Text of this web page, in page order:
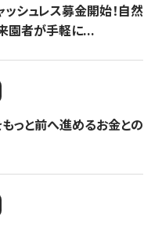
シュレス募金開始！自然
園者が手軽に...
っと前へ進めるお金との